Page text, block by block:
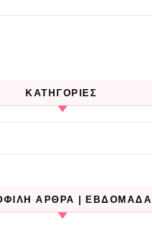
KΑΤΗΓΟΡΊΕΣ
ΆΡΘΡΑ | ΕΒΔΟΜΆΔΑ